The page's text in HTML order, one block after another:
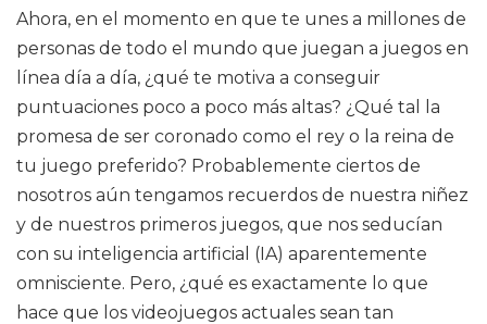
Ahora, en el momento en que te unes a millones de
personas de todo el mundo que juegan a juegos en
línea día a día, ¿qué te motiva a conseguir
puntuaciones poco a poco más altas? ¿Qué tal la
promesa de ser coronado como el rey o la reina de
tu juego preferido? Probablemente ciertos de
nosotros aún tengamos recuerdos de nuestra niñez
y de nuestros primeros juegos, que nos seducían
con su inteligencia artificial (IA) aparentemente
omnisciente. Pero, ¿qué es exactamente lo que
hace que los videojuegos actuales sean tan